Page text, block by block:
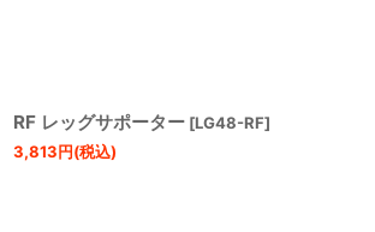
RF レッグサポーター [LG48-RF]
3,813円(税込)